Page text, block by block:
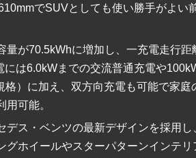
でSUVとしても使い勝手がよい
量が70.5kWhに増加し、一充電走行距
には6.0kWまでの交流普通充電や
格）に加え、双方向充電も可能で家庭
可能。
デス・ベンツの最新デザインを採用し
グホイールやスターパターンインテリ